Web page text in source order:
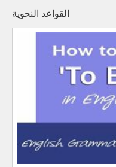
القواعد النحوية